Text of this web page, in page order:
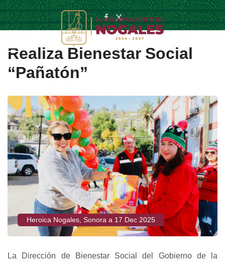
Realiza Bienestar Social
“Pañatón”
Heroica Nogales, Sonora a 17 Dec 2025
La Dirección de Bienestar Social del Gobierno de la